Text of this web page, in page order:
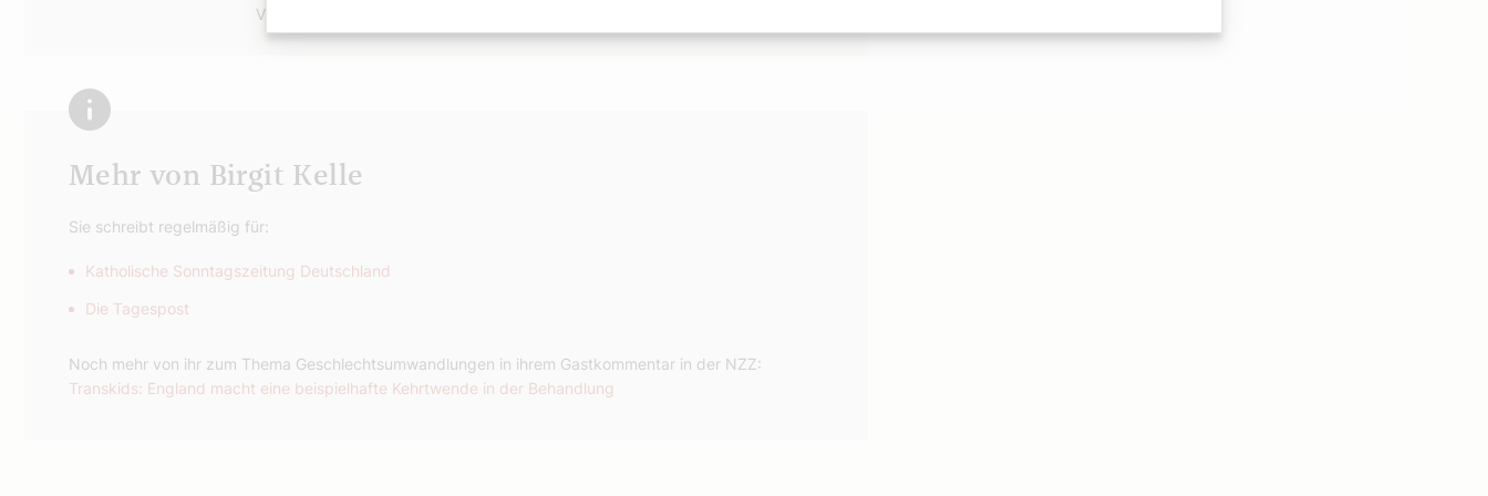
Variante Schinken, mit frischem Kren. Das ist in Deutschland nicht bekannt.
Mehr von Birgit Kelle
Sie schreibt regelmäßig für:
Katholische Sonntagszeitung Deutschland
Die Tagespost
Noch mehr von ihr zum Thema Geschlechtsumwandlungen in ihrem Gastkommentar in der NZZ:
Transkids: England macht eine beispielhafte Kehrtwende in der Behandlung